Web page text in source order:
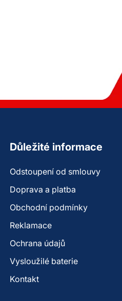
Důležité informace
Odstoupení od smlouvy
Doprava a platba
Obchodní podmínky
Reklamace
Ochrana údajů
Vysloužilé baterie
Kontakt